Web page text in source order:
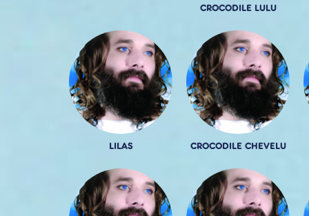
CROCODILE LULU
LILAS CROCODILE CHEVELU